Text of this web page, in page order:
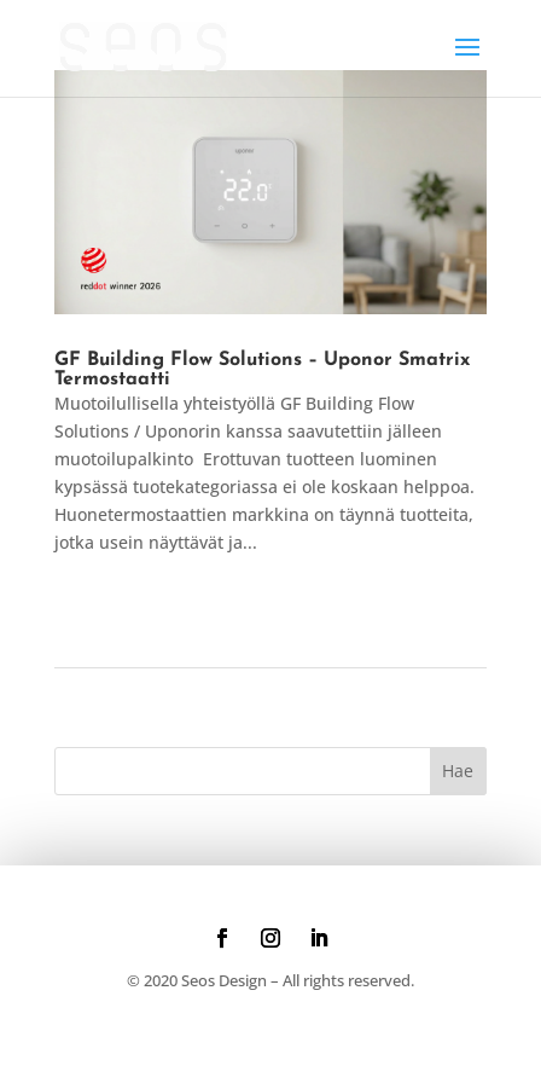
GF Building Flow Solutions – Uponor Smatrix
Termostaatti
Muotoilullisella yhteistyöllä GF Building Flow
Solutions / Uponorin kanssa saavutettiin jälleen
muotoilupalkinto Erottuvan tuotteen luominen
kypsässä tuotekategoriassa ei ole koskaan helppoa.
Huonetermostaattien markkina on täynnä tuotteita,
jotka usein näyttävät ja...
© 2020 Seos Design – All rights reserved.